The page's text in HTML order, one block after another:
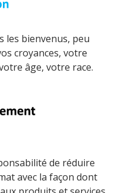
les bienvenus, peu
croyances, votre
âge, votre race.
de réduire
avec la façon dont